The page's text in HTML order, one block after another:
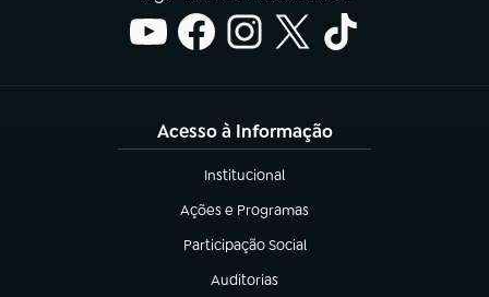
Acesso à Informação
Institucional
(abre em nova aba)
Ações e Programas
(abre em nova aba)
Participação Social
(abre em nova aba)
Auditorias
(abre em nova aba)